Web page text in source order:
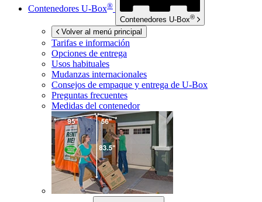
Contenedores U-Box®
Contenedores U-Box®
Volver al menú principal
Tarifas e información
Opciones de entrega
Usos habituales
Mudanzas internacionales
Consejos de empaque y entrega de U-Box
Preguntas frecuentes
Medidas del contenedor